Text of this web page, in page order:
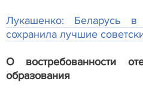
Лукашенко: Беларусь
сохранила лучшие
О востребованности
образования